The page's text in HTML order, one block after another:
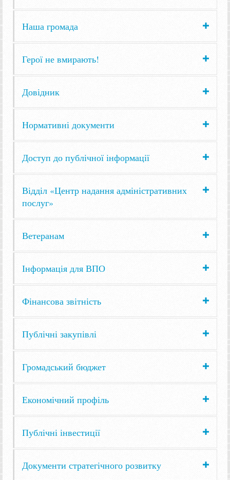
Наша громада
Герої не вмирають!
Довідник
Нормативні документи
Доступ до публічної інформації
Відділ «Центр надання адміністративних
послуг»
Ветеранам
Інформація для ВПО
Фінансова звітність
Публічні закупівлі
Громадський бюджет
Економічний профіль
Публічні інвестиції
Документи стратегічного розвитку